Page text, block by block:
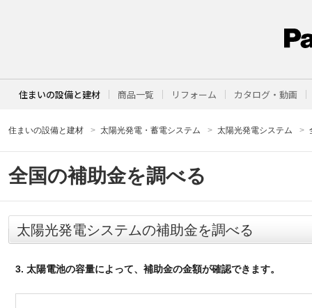
住まいの設備と建材 商品一覧 リフォーム カタログ・動画
住まいの設備と建材 太陽光発電・蓄電システム 太陽光発電システム
全国の補助金を調べる
太陽光発電システムの補助金を調べる
3. 太陽電池の容量によって、補助金の金額が確認できます。